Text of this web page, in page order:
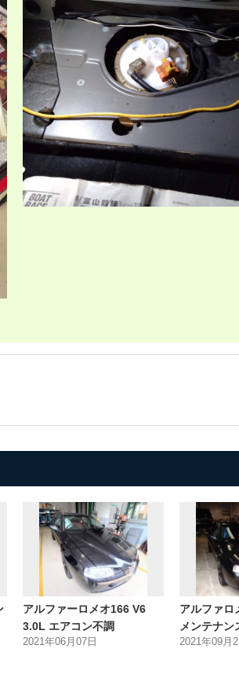
アルファーロメオ166 V6
3.0L エアコン不調
2021年06月07日
アルファロ
メンテナン
2021年09月